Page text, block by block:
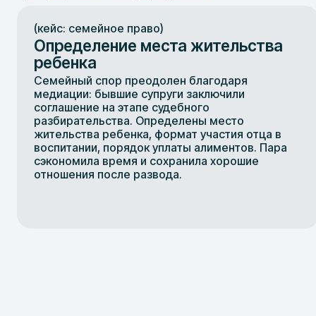
(кейс: семейное право)
Определение места жительства
ребенка
Семейный спор преодолен благодаря
медиации: бывшие супруги заключили
соглашение на этапе судебного
разбирательства. Определены место
жительства ребенка, формат участия отца в
воспитании, порядок уплаты алиментов. Пара
сэкономила время и сохранила хорошие
отношения после развода.